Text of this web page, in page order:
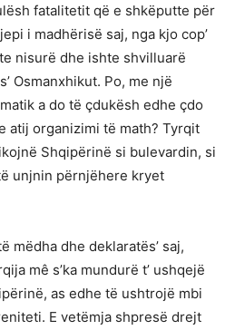
fatalitetit që e shkëputte për
i madhërisë saj, nga kjo cop’
nisurë dhe ishte shvilluarë
Osmanxhikut. Po, me një
a do të çdukësh edhe çdo
atij organizimi të math? Tyrqit
Shqipërinë si bulevardin, si
unjnin përnjëhere kryet
mëdha dhe deklaratës’ saj,
mê s’ka mundurë t’ ushqejë
as edhe të ushtrojë mbi
E vetëmja shpresë drejt